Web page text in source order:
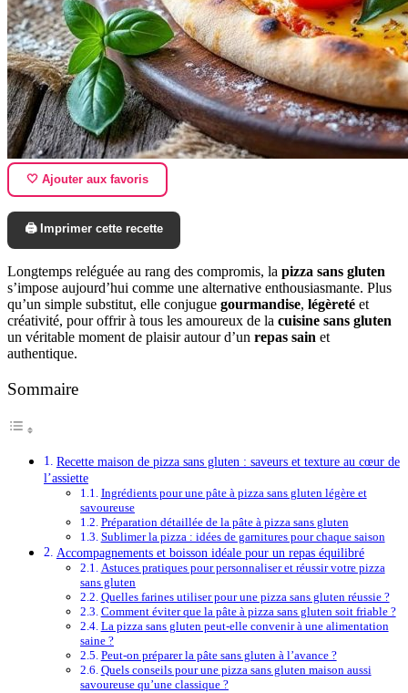
🤍 Ajouter aux favoris
🖨️ Imprimer cette recette
Longtemps reléguée au rang des compromis, la pizza sans gluten
s’impose aujourd’hui comme une alternative enthousiasmante. Plus
qu’un simple substitut, elle conjugue gourmandise, légèreté et
créativité, pour offrir à tous les amoureux de la cuisine sans gluten
un véritable moment de plaisir autour d’un repas sain et
authentique.
Sommaire
Recette maison de pizza sans gluten : saveurs et texture au cœur de
l’assiette
Ingrédients pour une pâte à pizza sans gluten légère et
savoureuse
Préparation détaillée de la pâte à pizza sans gluten
Sublimer la pizza : idées de garnitures pour chaque saison
Accompagnements et boisson idéale pour un repas équilibré
Astuces pratiques pour personnaliser et réussir votre pizza
sans gluten
Quelles farines utiliser pour une pizza sans gluten réussie ?
Comment éviter que la pâte à pizza sans gluten soit friable ?
La pizza sans gluten peut-elle convenir à une alimentation
saine ?
Peut-on préparer la pâte sans gluten à l’avance ?
Quels conseils pour une pizza sans gluten maison aussi
savoureuse qu’une classique ?